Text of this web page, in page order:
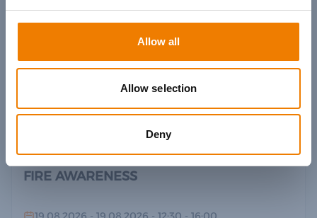
Allow all
Allow selection
Deny
19.08.2026- 19.08.2026- 09:00- 16:45
Trainingscenter Heinemann- Elsfleth
FIRE AWARENESS